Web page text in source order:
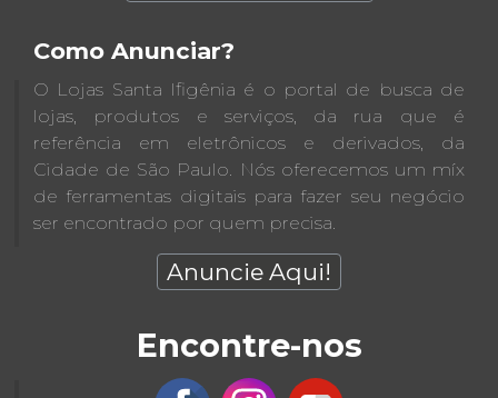
Como Anunciar?
O Lojas Santa Ifigênia é o portal de busca de
lojas, produtos e serviços, da rua que é
referência em eletrônicos e derivados, da
Cidade de São Paulo. Nós oferecemos um míx
de ferramentas digitais para fazer seu negócio
ser encontrado por quem precisa.
Anuncie Aqui!
Encontre-nos